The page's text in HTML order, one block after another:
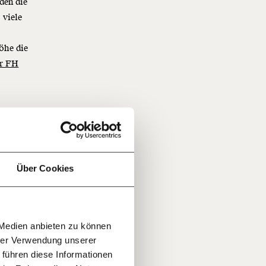
Über Cookies
anbieten zu können
Verwendung unserer
diese Informationen
die
100€ €
viele
die
FH
und
die